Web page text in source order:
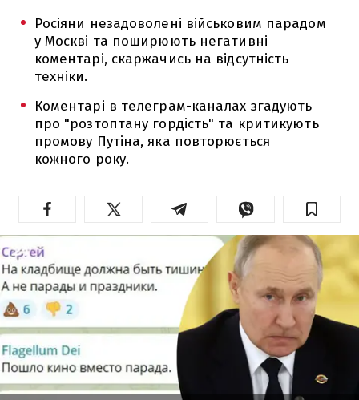
Росіяни незадоволені військовим парадом
у Москві та поширюють негативні
коментарі, скаржачись на відсутність
техніки.
Коментарі в телеграм-каналах згадують
про "розтоптану гордість" та критикують
промову Путіна, яка повторюється
кожного року.